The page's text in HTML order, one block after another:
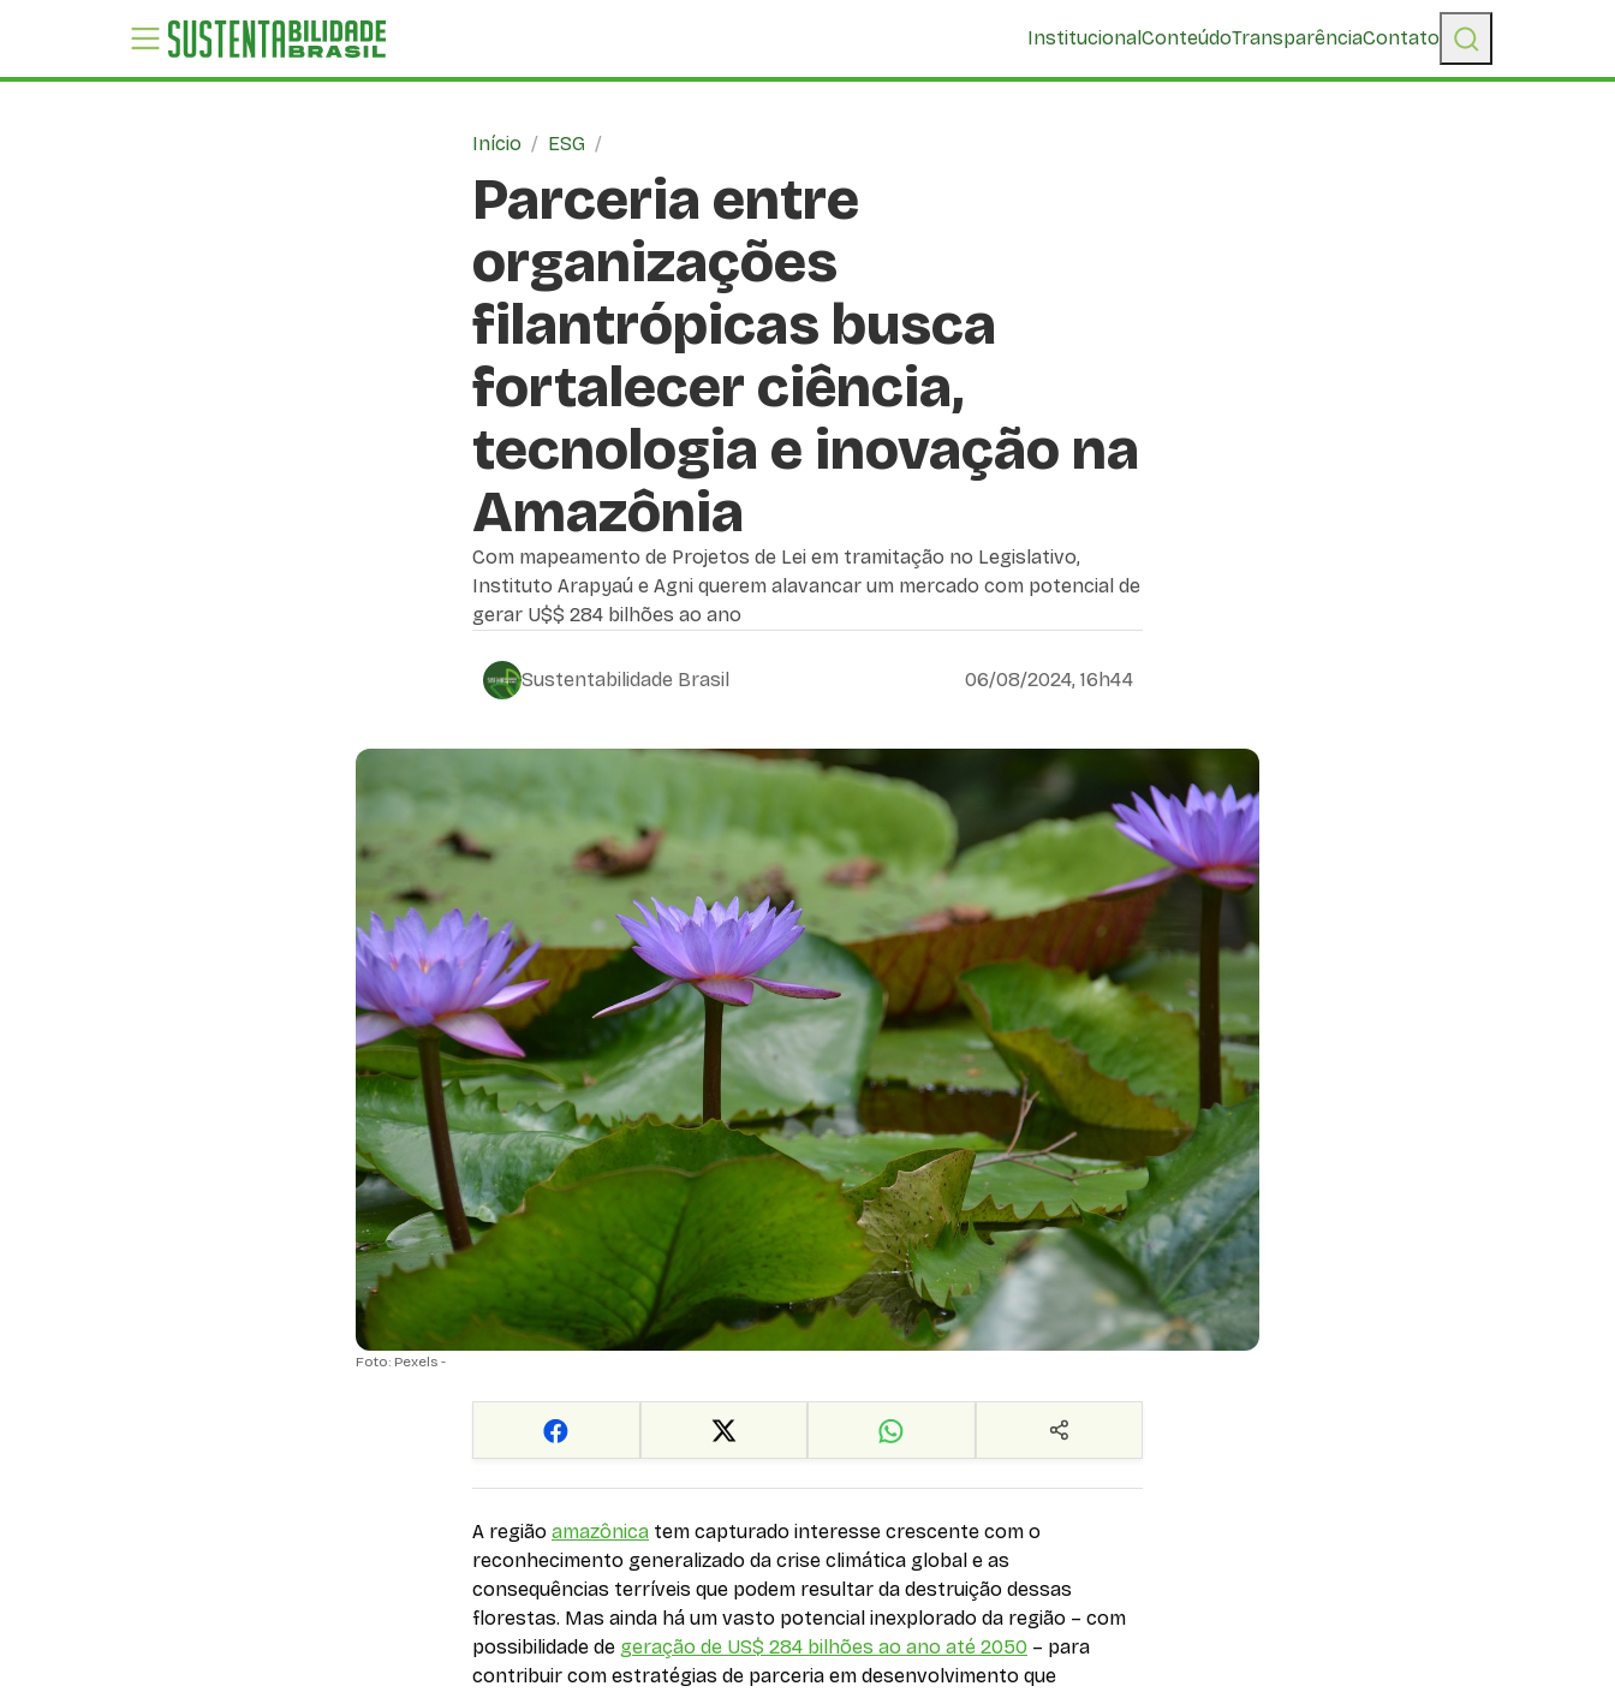
InstitucionalConteúdoTransparênciaContato
Início / ESG /
Parceria entre
organizações
filantrópicas busca
fortalecer ciência,
tecnologia e inovação na
Amazônia
Com mapeamento de Projetos de Lei em tramitação no Legislativo,
Instituto Arapyaú e Agni querem alavancar um mercado com potencial de
gerar U$$ 284 bilhões ao ano
Sustentabilidade Brasil 06/08/2024, 16h44
Foto: Pexels -
A região amazônica tem capturado interesse crescente com o
reconhecimento generalizado da crise climática global e as
consequências terríveis que podem resultar da destruição dessas
florestas. Mas ainda há um vasto potencial inexplorado da região – com
possibilidade de geração de US$ 284 bilhões ao ano até 2050 – para
contribuir com estratégias de parceria em desenvolvimento que